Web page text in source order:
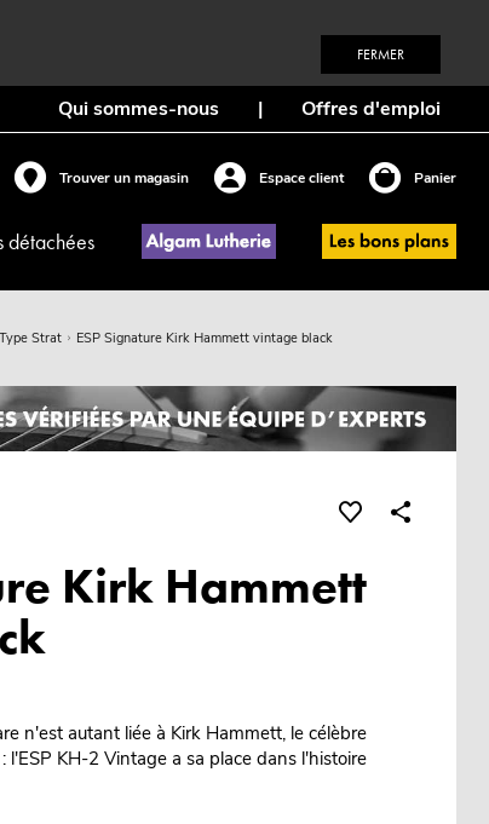
FERMER
Qui sommes-nous | Offres d'emploi
Trouver un magasin Espace client Panier
détachées
Type Strat ESP Signature Kirk Hammett vintage black
Kirk Hammett
n'est autant liée à Kirk Hammett, le célèbre
l'ESP KH-2 Vintage a sa place dans l'histoire